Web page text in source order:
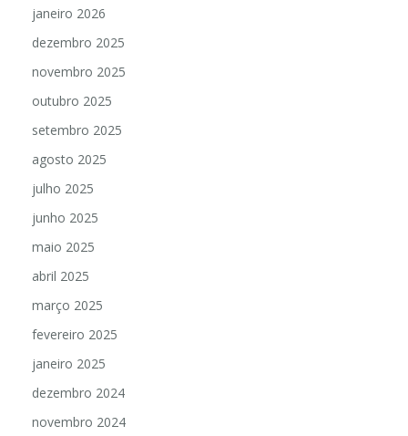
janeiro 2026
dezembro 2025
novembro 2025
outubro 2025
setembro 2025
agosto 2025
julho 2025
junho 2025
maio 2025
abril 2025
março 2025
fevereiro 2025
janeiro 2025
dezembro 2024
novembro 2024